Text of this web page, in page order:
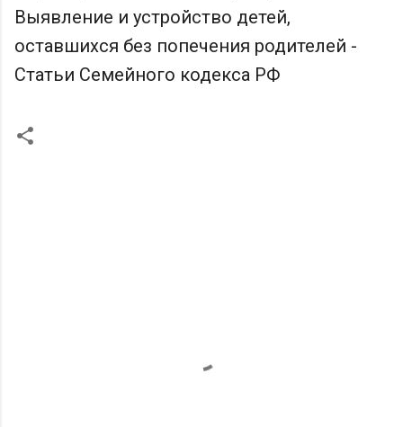
Выявление и устройство детей,
оставшихся без попечения родителей -
Статьи Семейного кодекса РФ